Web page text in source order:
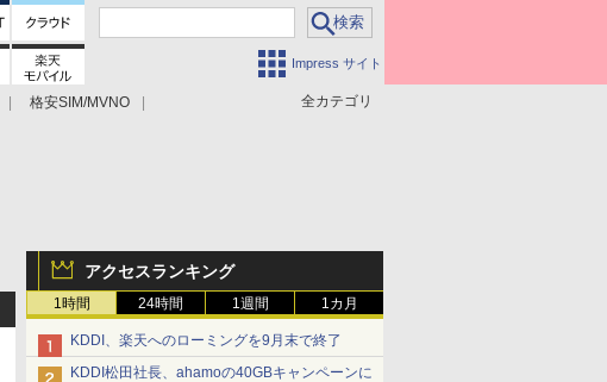
Impress サイト
全カテゴリ
格安SIM/MVNO
アクセスランキング
1時間 24時間 1週間 1カ月
KDDI、楽天へのローミングを9月末で終了
KDDI松田社長、ahamoの40GBキャンペーンに